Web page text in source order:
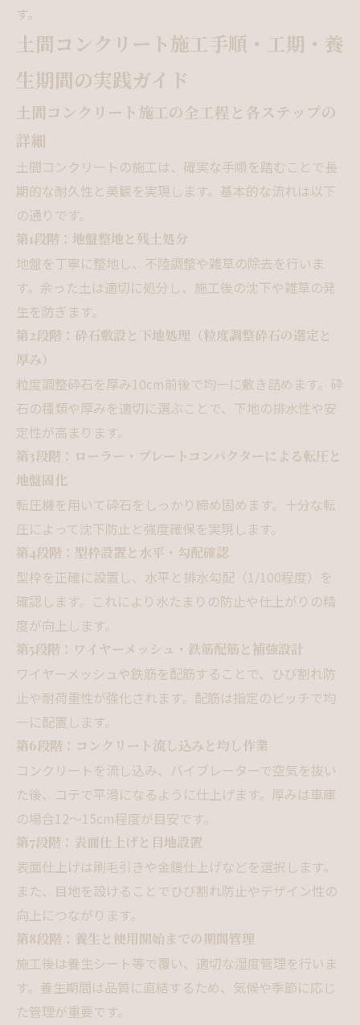
す。
土間コンクリート施工手順・工期・養
生期間の実践ガイド
土間コンクリート施工の全工程と各ステップの
詳細
土間コンクリートの施工は、確実な手順を踏むことで長
期的な耐久性と美観を実現します。基本的な流れは以下
の通りです。
第1段階：地盤整地と残土処分
地盤を丁寧に整地し、不陸調整や雑草の除去を行いま
す。余った土は適切に処分し、施工後の沈下や雑草の発
生を防ぎます。
第2段階：砕石敷設と下地処理（粒度調整砕石の選定と
厚み）
粒度調整砕石を厚み10cm前後で均一に敷き詰めます。砕
石の種類や厚みを適切に選ぶことで、下地の排水性や安
定性が高まります。
第3段階：ローラー・プレートコンパクターによる転圧と
地盤固化
転圧機を用いて砕石をしっかり締め固めます。十分な転
圧によって沈下防止と強度確保を実現します。
第4段階：型枠設置と水平・勾配確認
型枠を正確に設置し、水平と排水勾配（1/100程度）を
確認します。これにより水たまりの防止や仕上がりの精
度が向上します。
第5段階：ワイヤーメッシュ・鉄筋配筋と補強設計
ワイヤーメッシュや鉄筋を配筋することで、ひび割れ防
止や耐荷重性が強化されます。配筋は指定のピッチで均
一に配置します。
第6段階：コンクリート流し込みと均し作業
コンクリートを流し込み、バイブレーターで空気を抜い
た後、コテで平滑になるように仕上げます。厚みは車庫
の場合12〜15cm程度が目安です。
第7段階：表面仕上げと目地設置
表面仕上げは刷毛引きや金鏝仕上げなどを選択します。
また、目地を設けることでひび割れ防止やデザイン性の
向上につながります。
第8段階：養生と使用開始までの期間管理
施工後は養生シート等で覆い、適切な湿度管理を行いま
す。養生期間は品質に直結するため、気候や季節に応じ
た管理が重要です。